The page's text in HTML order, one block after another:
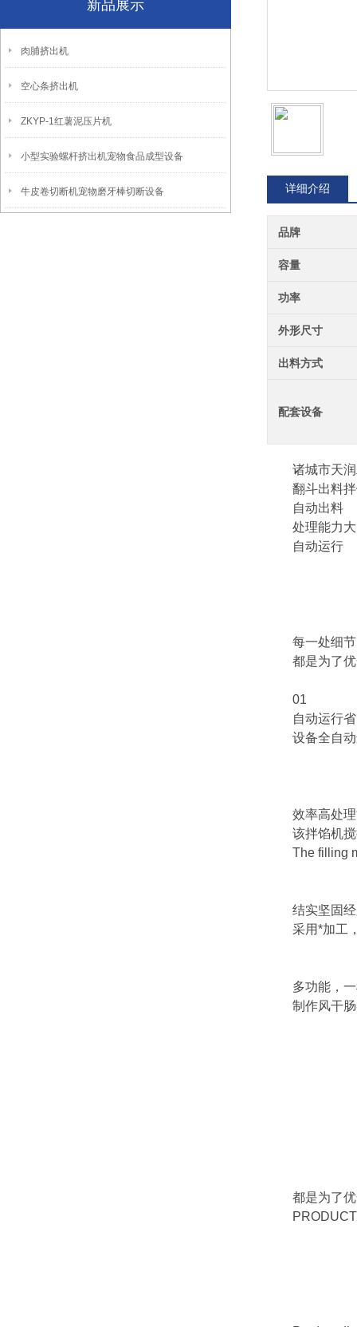
新品展示
肉脯挤出机
空心条挤出机
ZKYP-1红薯泥压片机
小型实验螺杆挤出机宠物食品成型设备
牛皮卷切断机宠物磨牙棒切断设备 详细介绍
品牌
容量
功率
外形尺寸
出料方式
配套设备
诸城市天润
翻斗出料拌
自动出料
处理能力大
自动运行
每一处细节
都是为了优
01
自动运行省
设备全自动
效率高处理
该拌馅机搅
The filling
结实坚固经
采用*加工，
多功能，一
制作风干肠类
都是为了优
PRODUCT